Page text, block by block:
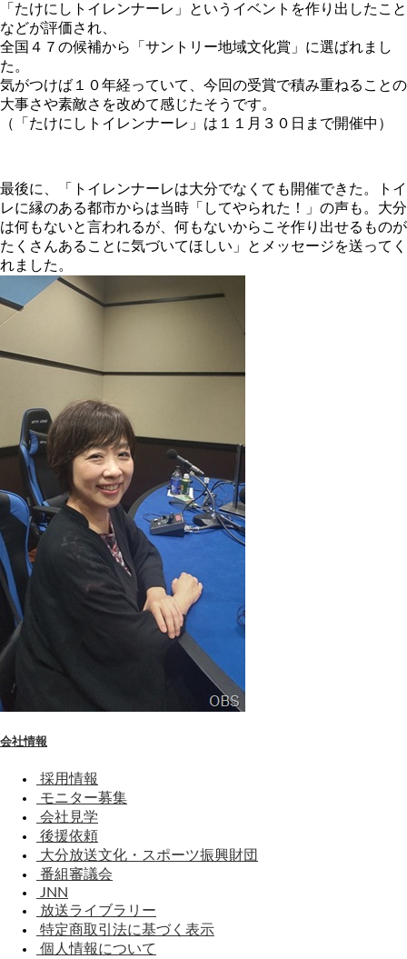
「たけにしトイレンナーレ」
というイベントを作り出したこと
などが評価され、
全国４７の候補から「サントリー地域文化賞」に選ばれまし
た。
気がつけば１０年経っていて、今回の受賞で積み重ねることの
大事さや素敵さを改めて感じたそうです。
（「たけにしトイレンナーレ」は１１月３０日まで開催中）
最後に、「トイレンナーレは大分でなくても開催できた。トイ
レに縁のある都市からは当時「してやられた！」の声も。大分
は何もないと言われるが、何もないからこそ作り出せるものが
たくさんあることに気づいてほしい」とメッセージを送ってく
れました。
会社情報
採用情報
モニター募集
会社見学
後援依頼
大分放送文化・スポーツ振興財団
番組審議会
JNN
放送ライブラリー
特定商取引法に基づく表示
個人情報について